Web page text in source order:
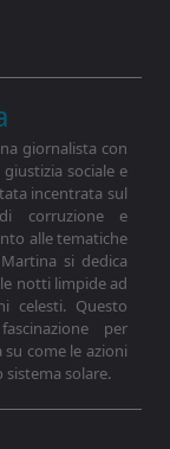
giornalista con
sociale e
incentrata sul
corruzione e
alle tematiche
si dedica
notti limpide ad
celesti. Questo
per
come le azioni
solare.